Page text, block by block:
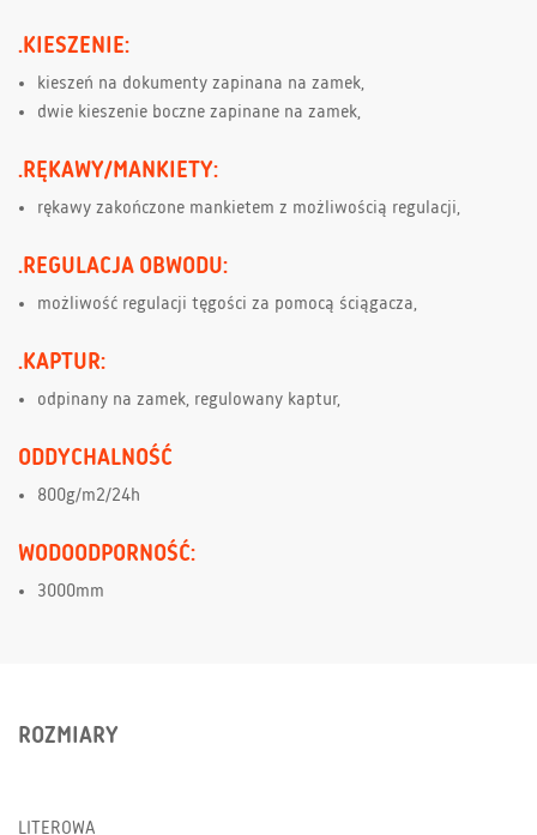
.KIESZENIE:
kieszeń na dokumenty zapinana na zamek,
dwie kieszenie boczne zapinane na zamek,
.RĘKAWY/MANKIETY:
rękawy zakończone mankietem z możliwością regulacji,
.REGULACJA OBWODU:
możliwość regulacji tęgości za pomocą ściągacza,
.KAPTUR:
odpinany na zamek, regulowany kaptur,
ODDYCHALNOŚĆ
800g/m2/24h
WODOODPORNOŚĆ:
3000mm
ROZMIARY
LITEROWA